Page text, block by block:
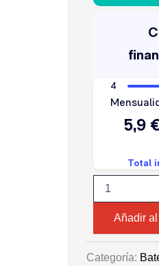
cantidad
Añadir
Categoría: